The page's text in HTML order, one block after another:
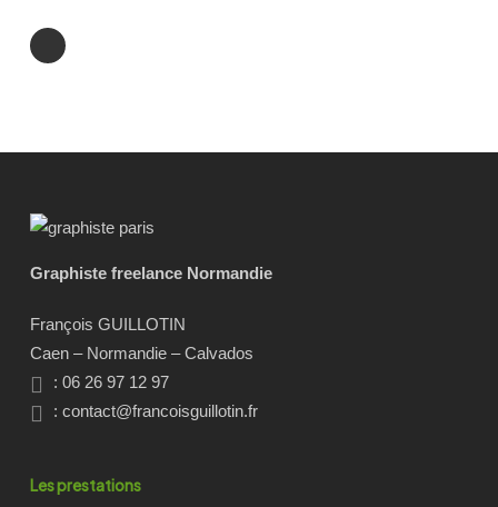
Graphiste freelance Normandie
François GUILLOTIN
Caen – Normandie – Calvados
: 06 26 97 12 97
:contact@francoisguillotin.fr
Les prestations